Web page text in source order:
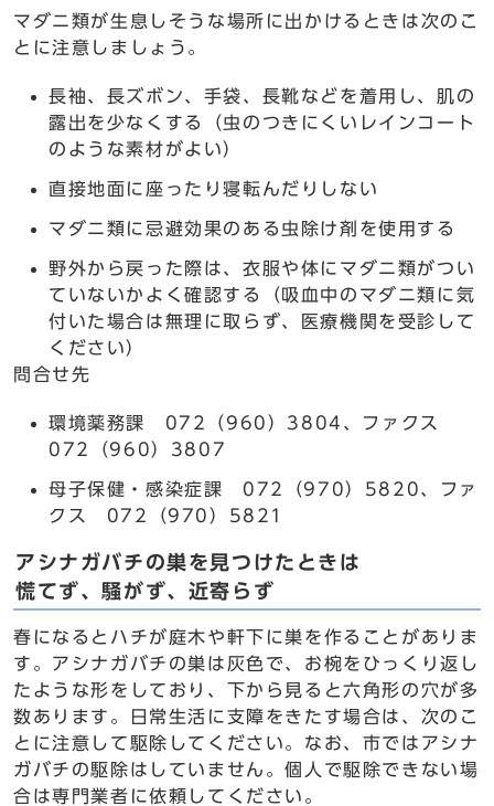
マダニ類が生息しそうな場所に出かけるときは次のこ
とに注意しましょう。
長袖、長ズボン、手袋、長靴などを着用し、肌の
露出を少なくする（虫のつきにくいレインコート
のような素材がよい）
直接地面に座ったり寝転んだりしない
マダニ類に忌避効果のある虫除け剤を使用する
野外から戻った際は、衣服や体にマダニ類がつい
ていないかよく確認する（吸血中のマダニ類に気
付いた場合は無理に取らず、医療機関を受診して
ください）
問合せ先
環境薬務課 072（960）3804、ファクス
072（960）3807
母子保健・感染症課 072（970）5820、ファ
クス 072（970）5821
アシナガバチの巣を見つけたときは
慌てず、騒がず、近寄らず
春になるとハチが庭木や軒下に巣を作ることがありま
す。アシナガバチの巣は灰色で、お椀をひっくり返し
たような形をしており、下から見ると六角形の穴が多
数あります。日常生活に支障をきたす場合は、次のこ
とに注意して駆除してください。なお、市ではアシナ
ガバチの駆除はしていません。個人で駆除できない場
合は専門業者に依頼してください。